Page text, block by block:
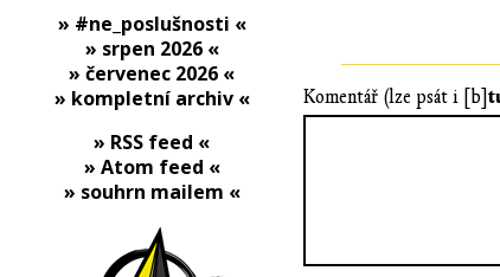
Komentář (lze psát i [b]
» #ne_poslušnosti «
» srpen 2026 «
» červenec 2026 «
» kompletní archiv «
» RSS feed «
» Atom feed «
» souhrn mailem «